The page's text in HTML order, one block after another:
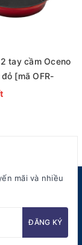
tay cầm Oceno
[mã OFR-
mãi và nhiều
ĐĂNG KÝ